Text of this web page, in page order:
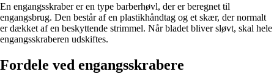
En engangsskraber er en type barberhøvl, der er beregnet til
engangsbrug. Den består af en plastikhåndtag og et skær, der normalt
er dækket af en beskyttende strimmel. Når bladet bliver sløvt, skal hele
engangsskraberen udskiftes.
Fordele ved engangsskrabere